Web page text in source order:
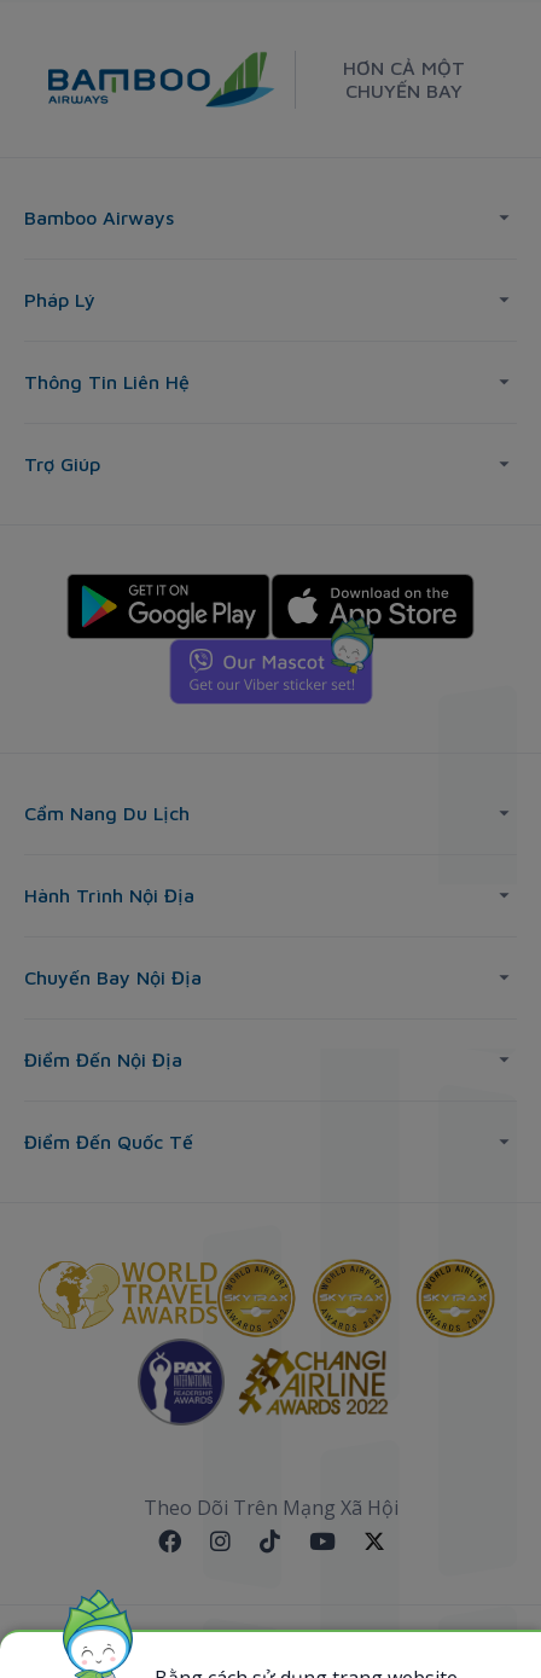
HƠN CẢ MỘT
CHUYẾN BAY
Bamboo Airways
Pháp Lý
Thông Tin Liên Hệ
Trợ Giúp
Cẩm Nang Du Lịch
Hành Trình Nội Địa
Chuyến Bay Nội Địa
Điểm Đến Nội Địa
Điểm Đến Quốc Tế
Theo Dõi Trên Mạng Xã Hội
Sơ đồ website